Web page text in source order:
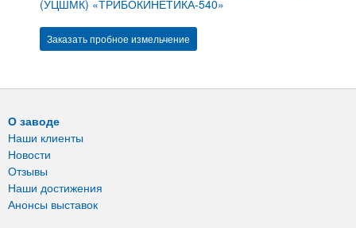
(УЦШМК) «ТРИБОКИНЕТИКА-540»
Заказать пробное измельчение
О заводе
Наши клиенты
Новости
Отзывы
Наши достижения
Анонсы выставок